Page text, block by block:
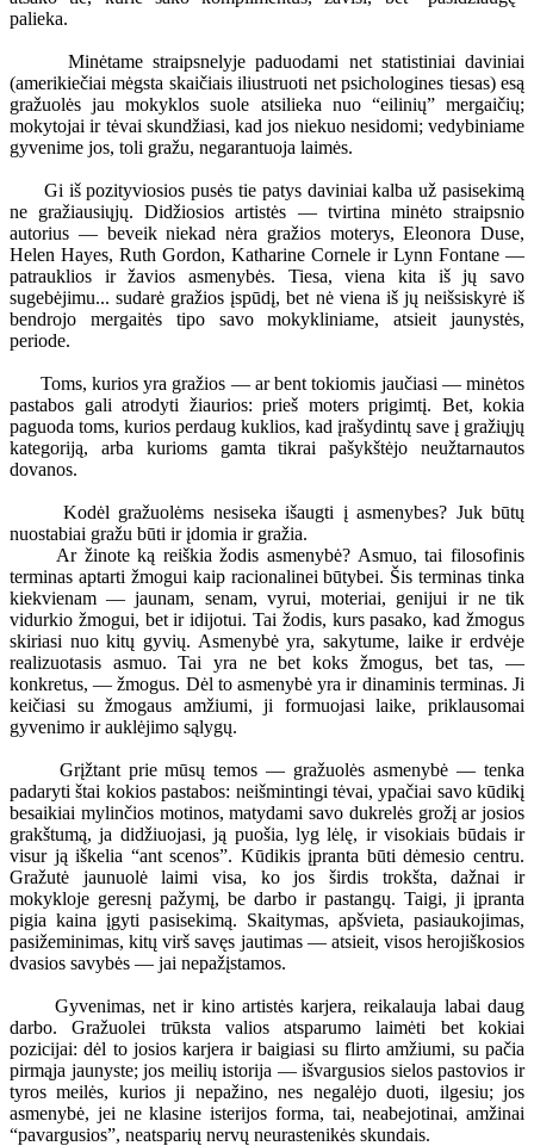
palieka.
Minėtame straipsnelyje paduodami net statistiniai daviniai
(amerikiečiai mėgsta skaičiais iliustruoti net psichologines tiesas) esą
gražuolės jau mokyklos suole atsilieka nuo “eilinių” mergaičių;
mokytojai ir tėvai skundžiasi, kad jos niekuo nesidomi; vedybiniame
gyvenime jos, toli gražu, negarantuoja laimės.
Gi iš pozityviosios pusės tie patys daviniai kalba už pasisekimą
ne gražiausiųjų. Didžiosios artistės — tvirtina minėto straipsnio
autorius — beveik niekad nėra gražios moterys, Eleonora Duse,
Helen Hayes, Ruth Gordon, Katharine Cornele ir Lynn Fontane —
patrauklios ir žavios asmenybės. Tiesa, viena kita iš jų savo
sugebėjimu... sudarė gražios įspūdį, bet nė viena iš jų neišsiskyrė iš
bendrojo mergaitės tipo savo mokykliniame, atsieit jaunystės,
periode.
Toms, kurios yra gražios — ar bent tokiomis jaučiasi — minėtos
pastabos gali atrodyti žiaurios: prieš moters prigimtį. Bet, kokia
paguoda toms, kurios perdaug kuklios, kad įrašydintų save į gražiųjų
kategoriją, arba kurioms gamta tikrai pašykštėjo neužtarnautos
dovanos.
Kodėl gražuolėms nesiseka išaugti į asmenybes? Juk būtų
nuostabiai gražu būti ir įdomia ir gražia.
Ar žinote ką reiškia žodis asmenybė? Asmuo, tai filosofinis
terminas aptarti žmogui kaip racionalinei būtybei. Šis terminas tinka
kiekvienam — jaunam, senam, vyrui, moteriai, genijui ir ne tik
vidurkio žmogui, bet ir idijotui. Tai žodis, kurs pasako, kad žmogus
skiriasi nuo kitų gyvių. Asmenybė yra, sakytume, laike ir erdvėje
realizuotasis asmuo. Tai yra ne bet koks žmogus, bet tas, —
konkretus, — žmogus. Dėl to asmenybė yra ir dinaminis terminas. Ji
keičiasi su žmogaus amžiumi, ji formuojasi laike, priklausomai
gyvenimo ir auklėjimo sąlygų.
Grįžtant prie mūsų temos — gražuolės asmenybė — tenka
padaryti štai kokios pastabos: neišmintingi tėvai, ypačiai savo kūdikį
besaikiai mylinčios motinos, matydami savo dukrelės grožį ar josios
grakštumą, ja didžiuojasi, ją puošia, lyg lėlę, ir visokiais būdais ir
visur ją iškelia “ant scenos”. Kūdikis įpranta būti dėmesio centru.
Gražutė jaunuolė laimi visa, ko jos širdis trokšta, dažnai ir
mokykloje geresnį pažymį, be darbo ir pastangų. Taigi, ji įpranta
pigia kaina įgyti pasisekimą. Skaitymas, apšvieta, pasiaukojimas,
pasižeminimas, kitų virš savęs jautimas — atsieit, visos herojiškosios
dvasios savybės — jai nepažįstamos.
Gyvenimas, net ir kino artistės karjera, reikalauja labai daug
darbo. Gražuolei trūksta valios atsparumo laimėti bet kokiai
pozicijai: dėl to josios karjera ir baigiasi su flirto amžiumi, su pačia
pirmąja jaunyste; jos meilių istorija — išvargusios sielos pastovios ir
tyros meilės, kurios ji nepažino, nes negalėjo duoti, ilgesiu; jos
asmenybė, jei ne klasine isterijos forma, tai, neabejotinai, amžinai
“pavargusios”, neatsparių nervų neurastenikės skundais.